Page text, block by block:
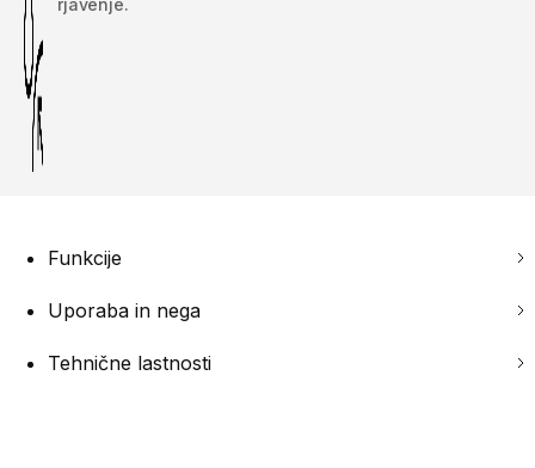
Funkcije
Uporaba in nega
Tehnične lastnosti